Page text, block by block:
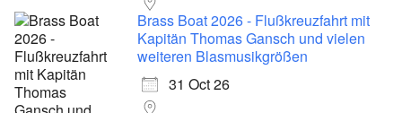
Brass Boat 2026 - Flußkreuzfahrt mit
Kapitän Thomas Gansch und vielen
weiteren Blasmusikgrößen
31 Oct 26